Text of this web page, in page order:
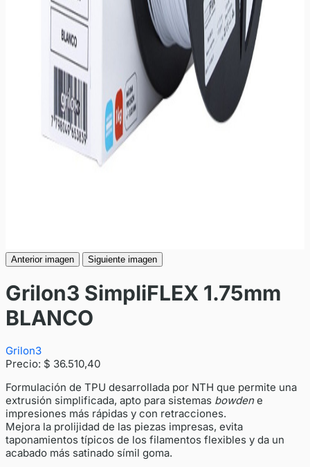
Anterior imagen Siguiente imagen
Grilon3 SimpliFLEX 1.75mm
BLANCO
Grilon3
Precio: $ 36.510,40
Formulación de TPU desarrollada por NTH que permite una
extrusión simplificada, apto para sistemas bowdene
impresiones más rápidas y con retracciones.
Mejora la prolijidad de las piezas impresas, evita
taponamientos típicos de los filamentos flexibles y da un
acabado más satinado símil goma.